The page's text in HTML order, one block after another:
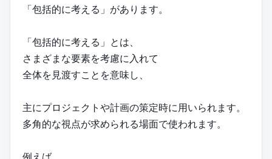
「包括的に考える」があります。
「包括的に考える」とは、
さまざまな要素を考慮に入れて
全体を見渡すことを意味し、
主にプロジェクトや計画の策定時に用いられます。
多角的な視点が求められる場面で使われます。